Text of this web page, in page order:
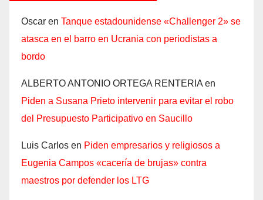
Oscar en Tanque estadounidense «Challenger 2» se
atasca en el barro en Ucrania con periodistas a
bordo
ALBERTO ANTONIO ORTEGA RENTERIA en
Piden a Susana Prieto intervenir para evitar el robo
del Presupuesto Participativo en Saucillo
Luis Carlos en Piden empresarios y religiosos a
Eugenia Campos «cacería de brujas» contra
maestros por defender los LTG